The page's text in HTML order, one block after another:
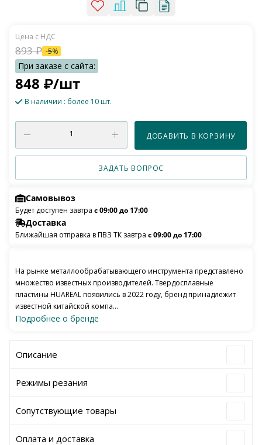
848 ₽/шт
893₽ -5%
В наличии : более 10 шт.
ДОБАВИТЬ В КОРЗИНУ
ЗАДАТЬ ВОПРОС
Самовывоз
Будет доступен завтра с 09:00 до 17:00
Доставка
Ближайшая отправка в ПВЗ ТК завтра с 09:00 до 17:00
На рынке металлообрабатывающего инструмента представлено
множество известных производителей. Твердосплавные
пластины HUAREAL появились в 2022 году, бренд принадлежит
известной китайской компа...
Подробнее о бренде
Описание
Режимы резания
Сопутствующие товары
Оплата и доставка